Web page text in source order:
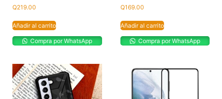
Q219.00
Añadir al carrito
Compra por WhatsApp
Q169.00
Añadir al carrito
Compra por WhatsApp